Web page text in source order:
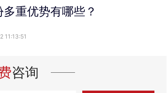
重优势有哪些？
11:13:51
咨询